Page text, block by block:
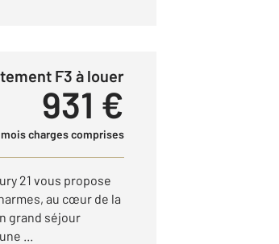
F3 à louer
931 €
mois charges comprises
21 vous propose
au cœur de la
grand séjour
...